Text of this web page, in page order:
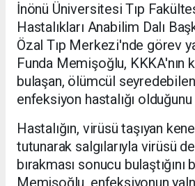
İnönü Üniversitesi Tıp
Hastalıkları Anabilim Dalı
Özal Tıp Merkezi'nde görev
Funda Memişoğlu, KKKA'nın
bulaşan, ölümcül
enfeksiyon hastalığı
Hastalığın, virüsü taşıyan
tutunarak salgılarıyla virüsü
bırakması sonucu bulaştığını